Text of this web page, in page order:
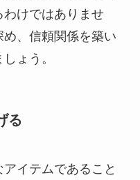
けではありませ
、信頼関係を築い
ょう。
る
イテムであること